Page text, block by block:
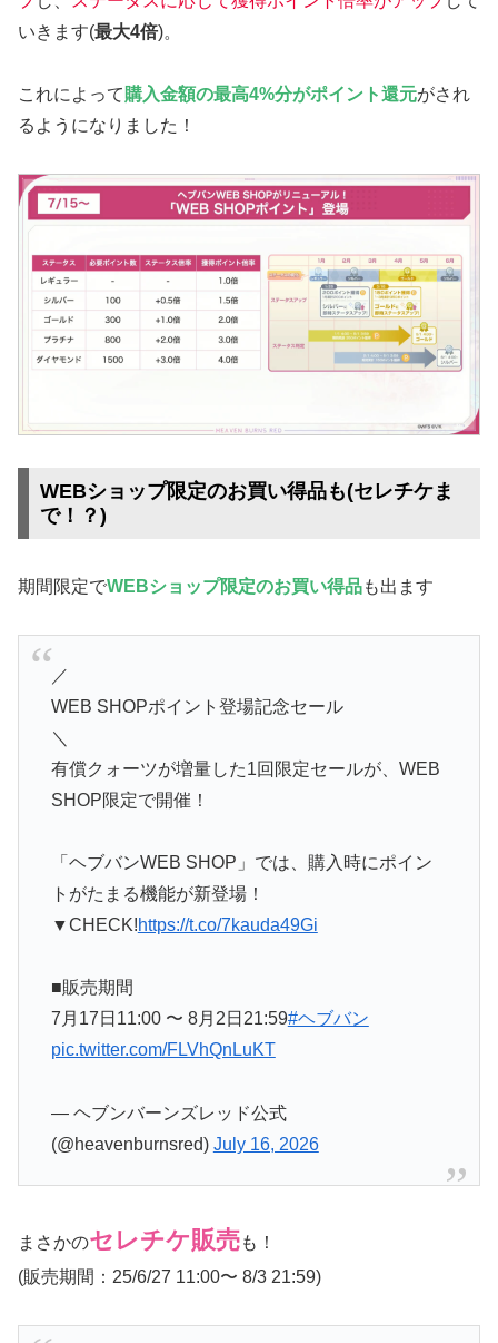
いきます(最大4倍)。
これによって購入金額の最高4%分がポイント還元がされ
るようになりました！
WEBショップ限定のお買い得品も(セレチケま
で！？)
期間限定でWEBショップ限定のお買い得品も出ます
／
WEB SHOPポイント登場記念セール
＼
有償クォーツが増量した1回限定セールが、WEB
SHOP限定で開催！
「ヘブバンWEB SHOP」では、購入時にポイン
トがたまる機能が新登場！
▼CHECK!https://t.co/7kauda49Gi
■販売期間
7月17日11:00 〜 8月2日21:59#ヘブバン
pic.twitter.com/FLVhQnLuKT
— ヘブンバーンズレッド公式
(@heavenburnsred) July 16, 2026
まさかのセレチケ販売も！
(販売期間：25/6/27 11:00〜 8/3 21:59)